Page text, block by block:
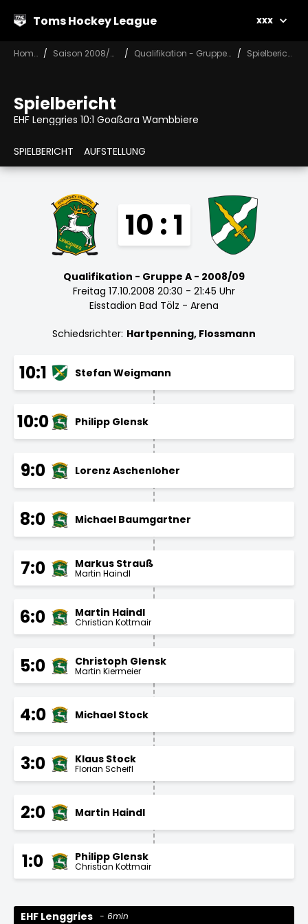
Toms Hockey League xxx
Home Saison 2008/09 Qualifikation - Gruppe A Spielbericht
Spielbericht
EHF Lenggries 10:1 Goaßara Wambbiere
SPIELBERICHT AUFSTELLUNG
10 : 1
Qualifikation - Gruppe A - 2008/09
Freitag 17.10.2008 20:30 - 21:45 Uhr
Eisstadion Bad Tölz - Arena
Schiedsrichter: Hartpenning, Flossmann
10:1 Stefan Weigmann
10:0 Philipp Glensk
9:0 Lorenz Aschenloher
8:0 Michael Baumgartner
7:0 Markus Strauß
Martin Haindl
6:0 Martin Haindl
Christian Kottmair
5:0 Christoph Glensk
Martin Kiermeier
4:0 Michael Stock
3:0 Klaus Stock
Florian Scheifl
2:0 Martin Haindl
1:0 Philipp Glensk
Christian Kottmair
EHF Lenggries 6min